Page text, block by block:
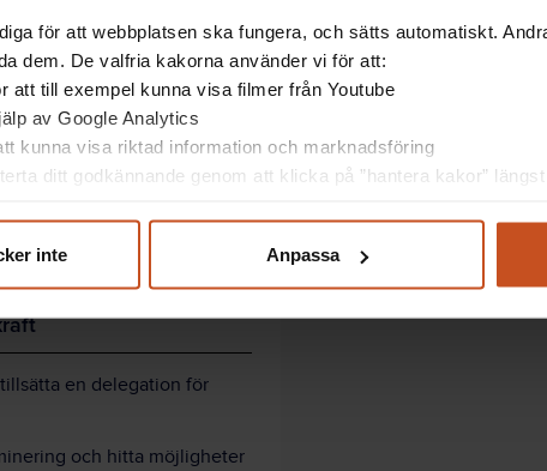
för att webbplatsen ska fungera, och sätts automatiskt.
dem. De valfria kakorna använder vi för att:
att till exempel kunna visa filmer från Youtube
av Google Analytics
kunna visa riktad information och marknadsföring
ditt godkännande genom att klicka på ”hantera kakor”
inte Anpassa
uppgifter.
anställda. Pusha dem att delta i utbildningar även när
kvar på arbetsplatsen efter 65.
att de behöver flytta fram sina positioner.
en delegation för
och hitta möjligheter